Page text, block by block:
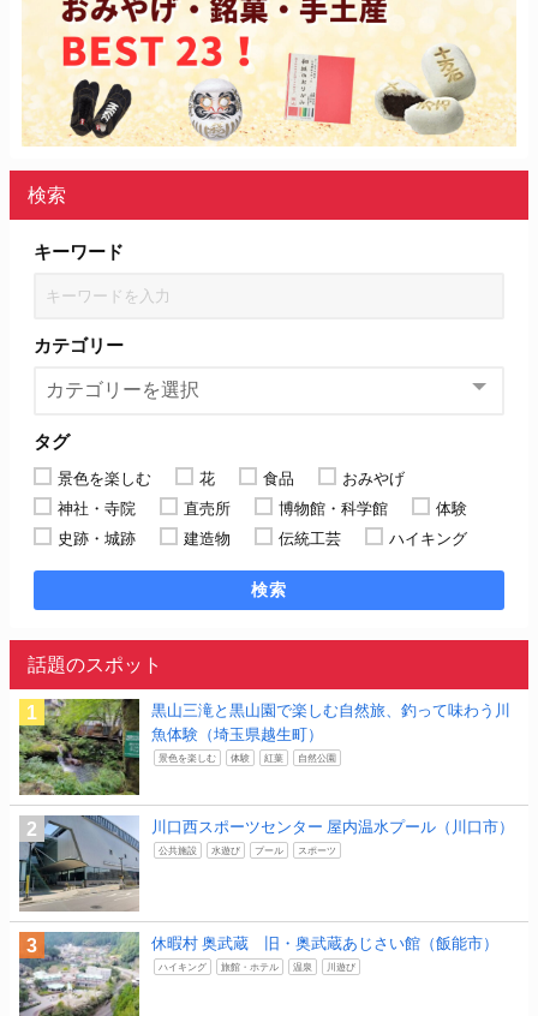
検索
キーワード
カテゴリー
タグ
景色を楽しむ 花 食品
おみやげ
神社・寺院
直売所 博物館・科学館
体験
史跡・城跡
建造物 伝統工芸 ハイキング
検索
話題のスポット
黒山三滝と黒山園で楽しむ自然旅、釣って味わう川
魚体験（埼玉県越生町）
景色を楽しむ 体験 紅葉 自然公園
川口西スポーツセンター 屋内温水プール（川口市）
公共施設 水遊び プール スポーツ
休暇村 奥武蔵 旧・奥武蔵あじさい館（飯能市）
ハイキング 旅館・ホテル 温泉 川遊び